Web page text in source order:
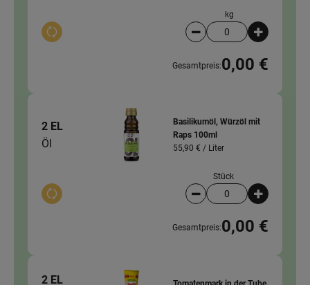
Auswahl ändern
kg
Artikelanzahl
Gesamtpreis:0,00 €
2 EL
Öl
Auswahl ändern
Basilikumöl, Würzöl mit
Raps 100ml
55,90 € / Liter
Stück
Artikelanzahl
Gesamtpreis:0,00 €
2 EL